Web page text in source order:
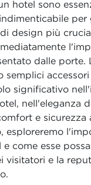
hotel sono
per
design più
dalle porte.
semplici
significativo
nell'eleganza
e sicurezza
esploreremo
come esse
visitatori e la